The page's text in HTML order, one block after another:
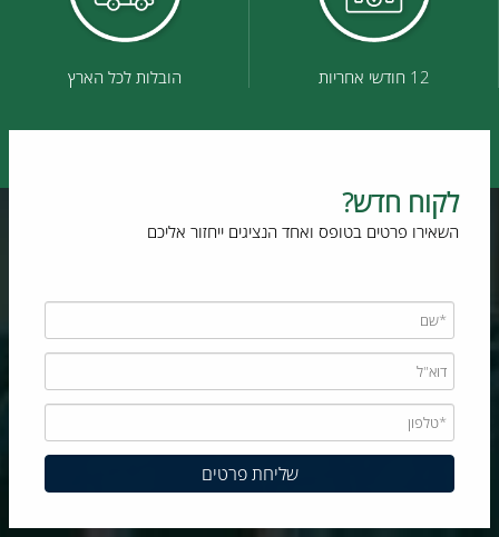
12 חודשי אחריות הובלות לכל הארץ
לקוח חדש?
השאירו פרטים בטופס ואחד הנציגים ייחזור אליכם